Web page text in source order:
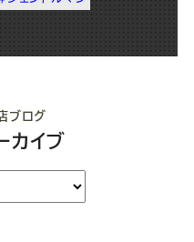
ブログ
カイブ